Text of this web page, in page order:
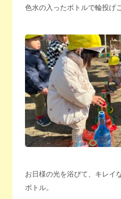
色水の入ったボトルで輪投げ
お日様の光を浴びて、キレイ
ボトル。